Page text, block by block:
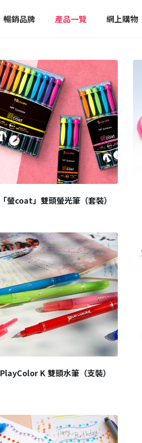
暢銷品牌 產品一覽 網上購物
「螢coat」雙頭螢光筆（套裝）
PlayColor K 雙頭水筆（支裝）